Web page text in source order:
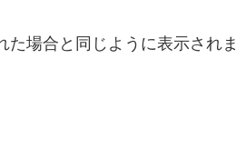
場合と同じように表示されま